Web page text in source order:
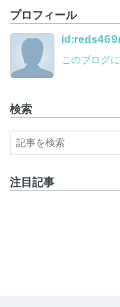
プロフィール
このブログ
検索
注目記事